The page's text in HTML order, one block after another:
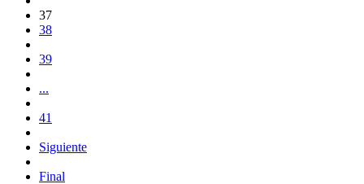
37
38
39
...
41
Siguiente
Final